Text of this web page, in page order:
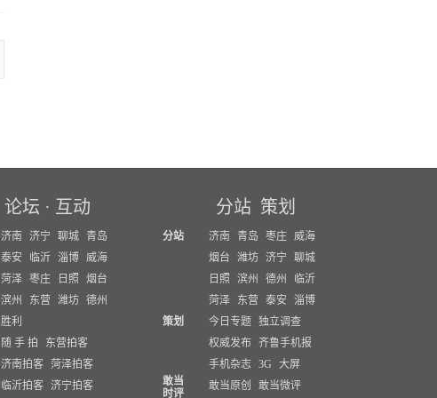
论坛 · 互动
济南 济宁 聊城 青岛
泰安
临沂 淄博
威海
菏泽 枣庄 日照
烟台
滨州
东营 潍坊 德州
胜利
随 手 拍
东营拍客
济南拍客 菏泽拍客
临沂拍客 济宁拍客
分站 策划
分站 济南 青岛 枣庄
威海
烟台
潍坊 济宁
聊城
日照
滨州 德州
临沂
菏泽
东营 泰安
淄博
策划
今日专题 独立调查
权威发布 齐鲁手机报
手机杂志 3G
大屏
敢当
时评
敢当原创 敢当微评